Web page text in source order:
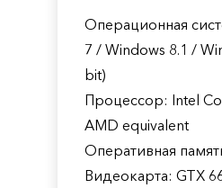
Операционная
7 / Windows 8.1 /
bit)
Процессор: Intel
AMD equivalent
Оперативная
Видеокарта: GTX